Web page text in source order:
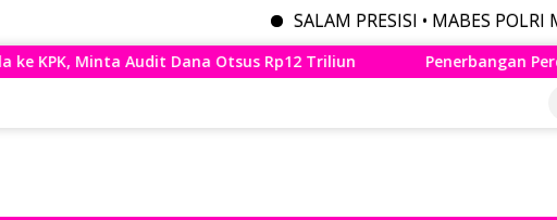
SALAM PRESISI • MABES POLRI
Rp12 Triliun Penerbangan Perdana Wings Air Bandung –